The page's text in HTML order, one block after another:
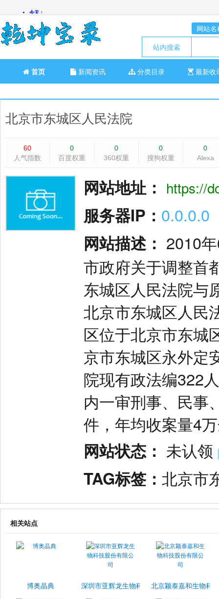
网站名
站内搜索
首页 新闻资讯 分类目录 最新收
北京市东城区人民法院
60
人气指数
0
百度权重
0
360权重
0
搜狗权重
0
Alexa
网站地址： https://
服务器IP： 0.0.0.0
网站描述： 2010
市政府关于调整首
东城区人民法院与
北京市东城区人民
区位于北京市东城
京市东城区永外定
院现有政法编322
内一审刑事、民事
件，年均收案量4
网站状态： 未认领
TAG标签： 北京市
相关站点
博奥晶典 深圳市亚辉龙生物科技股份有限公司
北京颖泰嘉和生物科